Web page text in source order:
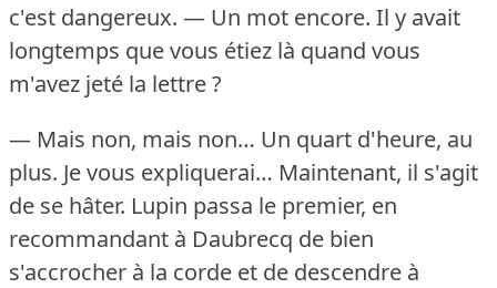
c'est dangereux. — Un mot encore. Il y avait
longtemps que vous étiez là quand vous
m'avez jeté la lettre ?
— Mais non, mais non… Un quart d'heure, au
plus. Je vous expliquerai… Maintenant, il s'agit
de se hâter. Lupin passa le premier, en
recommandant à Daubrecq de bien
s'accrocher à la corde et de descendre à